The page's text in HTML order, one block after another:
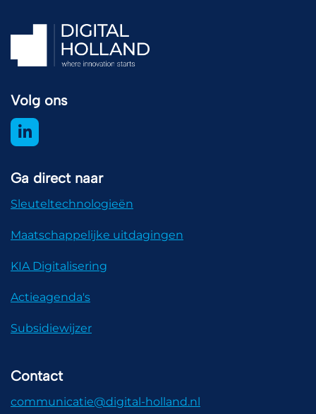
Volg ons
Ga direct naar
Sleuteltechnologieën
Maatschappelijke uitdagingen
KIA Digitalisering
Actieagenda's
Subsidiewijzer
Contact
communicatie@digital-holland.nl